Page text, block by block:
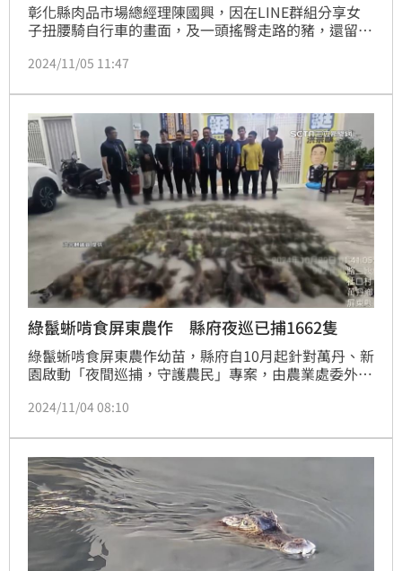
彰化縣肉品市場總經理陳國興，因在LINE群組分享女
子扭腰騎自行車的畫面，及一頭搖臀走路的豬，還留言
（5）日質詢時表示，陳國興此舉有物化女性之嫌，要
物化女性本意，深感抱歉。
2024/11/05 11:47
綠鬣蜥啃食屏東農作 縣府夜巡已捕1662隻
綠鬣蜥啃食屏東農作幼苗，縣府自10月起針對萬丹、新
園啟動「夜間巡捕，守護農民」專案，由農業處委外專
獲1662隻。
2024/11/04 08:10